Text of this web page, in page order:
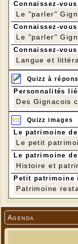
Agenda
Connaissez-
Le "parler"
Connaissez-
Le "parler"
Connaissez-
Langue et
Quizz à
Personnalités
Des Gignacois
Quizz images
Le patrimoine
Le petit
Le patrimoine
Histoire et
Petit patrimoine
Patrimoine